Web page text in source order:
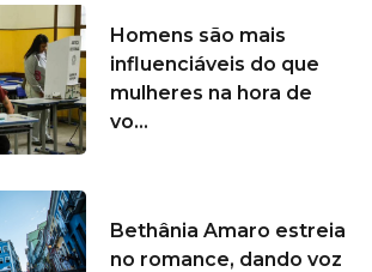
Homens são mais
influenciáveis do que
mulheres na hora de
vo...
Bethânia Amaro estreia
no romance, dando voz